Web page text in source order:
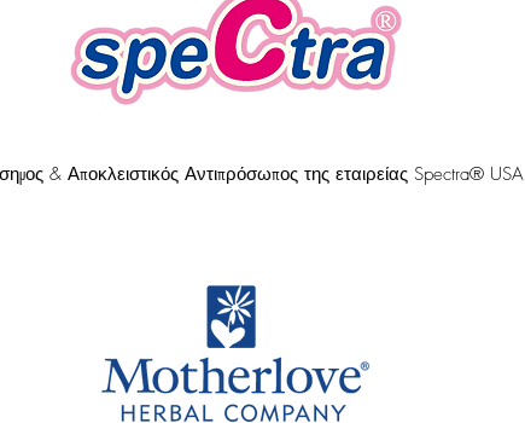
& Αποκλειστικός Αντιπρόσωπος της εταιρείας Spectra® USA